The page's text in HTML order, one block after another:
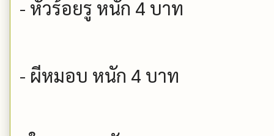
- หัวร้อยรู หนัก 4 บาท
- ผีหมอบ หนัก 4 บาท